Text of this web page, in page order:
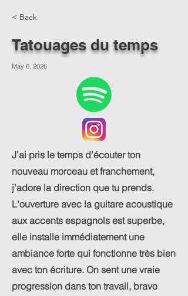
< Back
Tatouages du temps
May 6, 2026
J’ai pris le temps d’écouter ton
nouveau morceau et franchement,
j'adore la direction que tu prends.
L'ouverture avec la guitare acoustique
aux accents espagnols est superbe,
elle installe immédiatement une
ambiance forte qui fonctionne très bien
avec ton écriture. On sent une vraie
progression dans ton travail, bravo